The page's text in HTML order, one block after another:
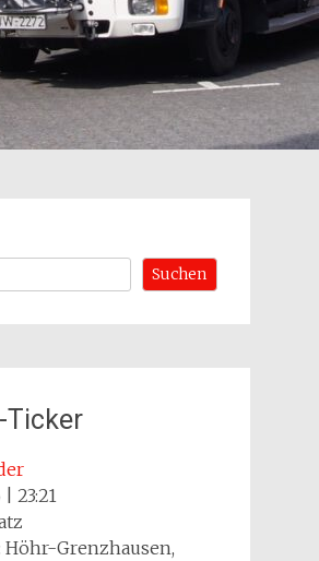
Suchen
Ticker
23:21
Höhr-Grenzhausen,